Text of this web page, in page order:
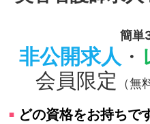
簡単
非公開求人 ・
会員限定
（無
どの資格をお持ちで